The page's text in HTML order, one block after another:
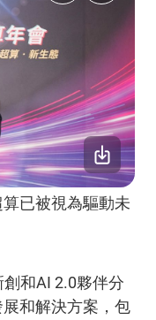
已被視為驅動未
和AI 2.0夥伴分
和解決方案，包